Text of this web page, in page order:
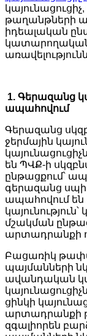
թաղանթների
իդեալական
1. Գերազանց
ապահովում
Գերազանց
ջերմային
են ՊՎՔ-ի
ընթացքում՝
գերազանց
ապահովում են
մշակման
արտադրանքի
Բացառիկ
պայմանների
ավանդական
ցինկի
արտադրանքի
զգալիորեն